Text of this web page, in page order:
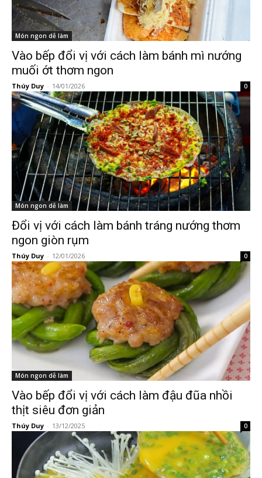
Món ngon dễ làm
Vào bếp đổi vị với cách làm bánh mì nướng
muối ớt thơm ngon
Thúy Duy - 14/01/2026 0
Món ngon dễ làm
Đổi vị với cách làm bánh tráng nướng thơm
ngon giòn rụm
Thúy Duy - 12/01/2026 0
Món ngon dễ làm
Vào bếp đổi vị với cách làm đậu đũa nhồi
thịt siêu đơn giản
Thúy Duy - 13/12/2025 0